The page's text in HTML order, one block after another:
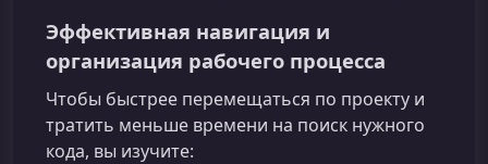
Эффективная навигация и
организация рабочего процесса
Чтобы быстрее перемещаться по проекту и
тратить меньше времени на поиск нужного
кода, вы изучите: